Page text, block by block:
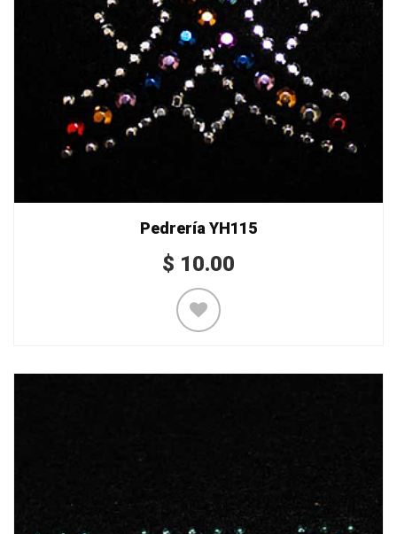
Pedrería YH115
$ 10.00